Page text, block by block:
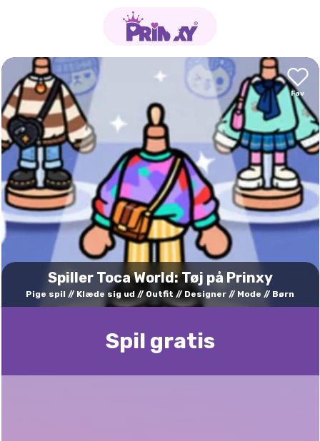
Spiller Toca World: Tøj på Prinxy
Pige spil Klæde sig ud Outfit Designer Mode Børn
Spil gratis